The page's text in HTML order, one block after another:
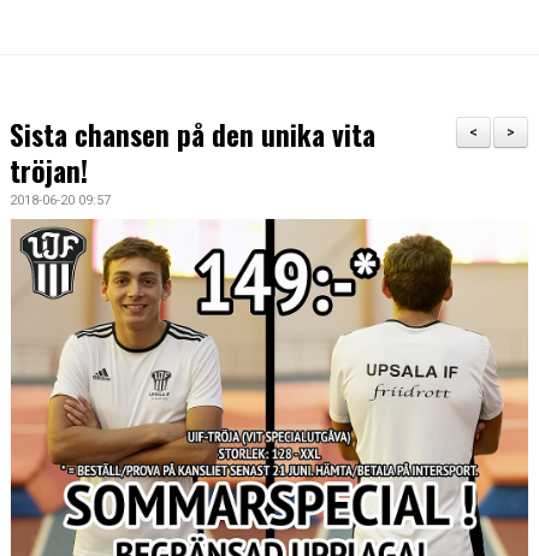
ÅRSMÖTE
ÅRSBERÄTTELSE OCH VERKSAMHETSPLAN
BÖRJA TRÄNA FRIIDROTT
MEDLEMSINFO
ARRANGEMANG
FUNKTIONÄRSINFO
RESULTAT
>
<
Sista chansen på den unika vita
tröjan!
2018-06-20 09:57